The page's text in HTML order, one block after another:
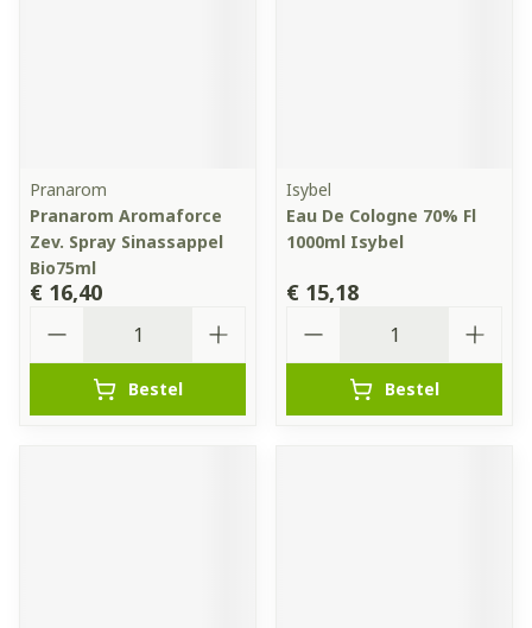
Pranarom
Pranarom Aromaforce
Zev. Spray Sinassappel
Bio75ml
€ 16,40
Bestel
Isybel
Eau De Cologne 70% Fl
1000ml Isybel
€ 15,18
Bestel